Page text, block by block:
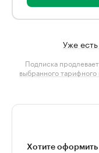
Уже
Подписка
выбранного тарифного
Хотите оформить